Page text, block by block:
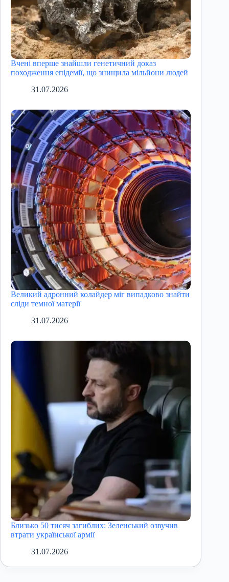
Вчені вперше знайшли генетичний доказ
походження епідемії, що знищила мільйони людей
31.07.2026
Великий адронний колайдер міг випадково знайти
сліди темної матерії
31.07.2026
Близько 50 тисяч загиблих: Зеленський озвучив
втрати української армії
31.07.2026